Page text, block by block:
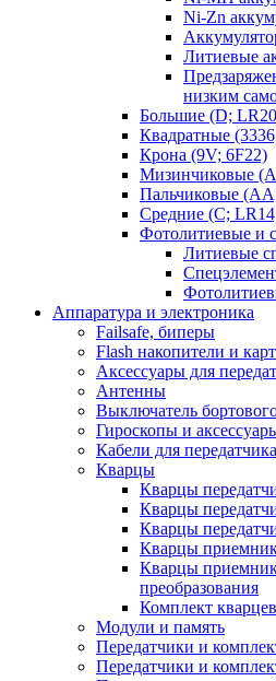
Ni-Zn
Литиевые
низким
Большие (D;
Квадратные
Крона (9V; 6F22)
Мизинчиковые
Пальчиковые
Средние (C;
Фотолитиевые и
Литиевые
Аппаратура и электроника
Failsafe, биперы
Flash накопители и
Аксессуары для
Антенны
Выключатель
Гироскопы и
Кабели для передатчика
Кварцы
Кварцы
Кварцы
Кварцы
Кварцы
Кварцы
преобразования
Комплект
Модули и память
Передатчики и
Передатчики и